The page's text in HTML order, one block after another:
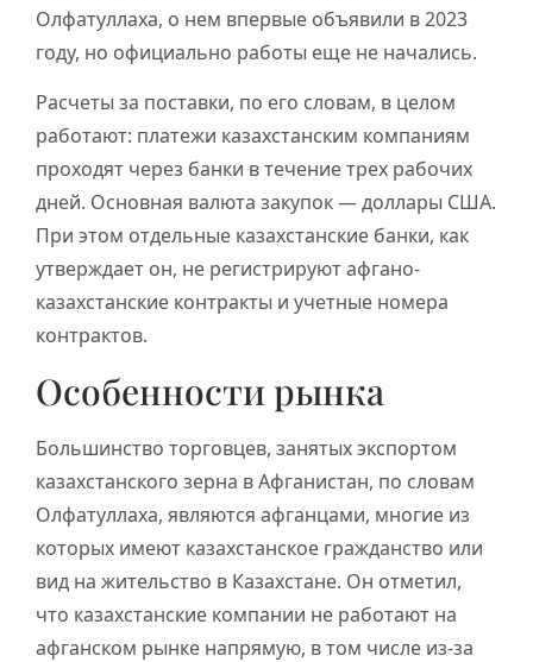
Олфатуллаха, о нем впервые объявили в 2023
году, но официально работы еще не начались.
Расчеты за поставки, по его словам, в целом
работают: платежи казахстанским компаниям
проходят через банки в течение трех рабочих
дней. Основная валюта закупок — доллары США.
При этом отдельные казахстанские банки, как
утверждает он, не регистрируют афгано-
казахстанские контракты и учетные номера
контрактов.
Особенности рынка
Большинство торговцев, занятых экспортом
казахстанского зерна в Афганистан, по словам
Олфатуллаха, являются афганцами, многие из
которых имеют казахстанское гражданство или
вид на жительство в Казахстане. Он отметил,
что казахстанские компании не работают на
афганском рынке напрямую, в том числе из-за